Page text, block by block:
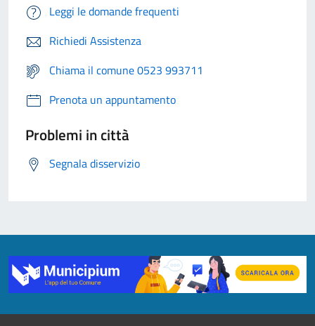
Leggi le domande frequenti
Richiedi Assistenza
Chiama il comune 0523 993711
Prenota un appuntamento
Problemi in città
Segnala disservizio